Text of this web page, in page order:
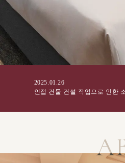
2025.01.26
인접 건물 건설 작업으로 인한